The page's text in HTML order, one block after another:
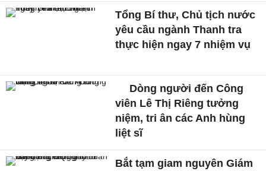
Tổng Bí thư, Chủ tịch nước
yêu cầu ngành Thanh tra
thực hiện ngay 7 nhiệm vụ
Dòng người đến Công
viên Lê Thị Riêng tưởng
niệm, tri ân các Anh hùng
liệt sĩ
Bắt tạm giam nguyên Giám